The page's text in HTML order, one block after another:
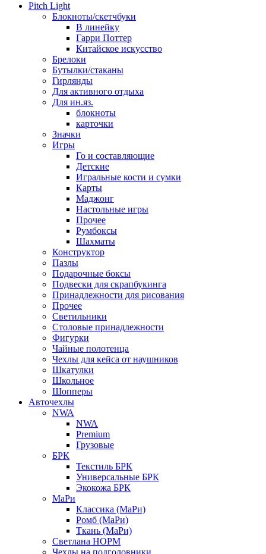
Pitch Light
Блокноты/скетчбуки
В линейку
Гарри Поттер
Китайское искусство
Брелоки
Бутылки/стаканы
Гирлянды
Для активного отдыха
Для ин.яз.
блокноты
карточки
Значки
Игры
Го и составляющие
Детские
Игральные кости и сумки
Карты
Маджонг
Настольные игры
Прочее
Румбоксы
Шахматы
Конструктор
Пазлы
Подарочные боксы
Подвески для скрапбукинга
Принадлежности для рисования
Прочее
Светильники
Столовые принадлежности
Фигурки
Чайные полотенца
Чехлы для кейса от наушников
Шкатулки
Школьное
Шопперы
Авточехлы
NWA
NWA
Premium
Грузовые
БРК
Текстиль БРК
Универсальные БРК
Экокожа БРК
МаРи
Классика (МаРи)
Ромб (МаРи)
Ткань (МаРи)
Светлана НОРМ
Чехлы на подголовники